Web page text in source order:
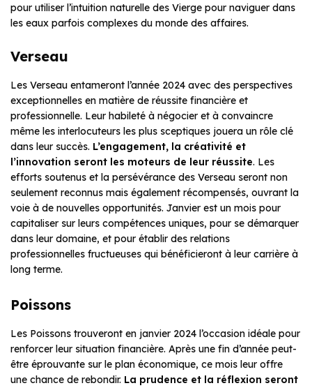
pour utiliser l’intuition naturelle des Vierge pour naviguer dans
les eaux parfois complexes du monde des affaires.
Verseau
Les Verseau entameront l’année 2024 avec des perspectives
exceptionnelles en matière de réussite financière et
professionnelle. Leur habileté à négocier et à convaincre
même les interlocuteurs les plus sceptiques jouera un rôle clé
dans leur succès. L’engagement, la créativité et
l’innovation seront les moteurs de leur réussite. Les
efforts soutenus et la persévérance des Verseau seront non
seulement reconnus mais également récompensés, ouvrant la
voie à de nouvelles opportunités. Janvier est un mois pour
capitaliser sur leurs compétences uniques, pour se démarquer
dans leur domaine, et pour établir des relations
professionnelles fructueuses qui bénéficieront à leur carrière à
long terme.
Poissons
Les Poissons trouveront en janvier 2024 l’occasion idéale pour
renforcer leur situation financière. Après une fin d’année peut-
être éprouvante sur le plan économique, ce mois leur offre
une chance de rebondir. La prudence et la réflexion seront